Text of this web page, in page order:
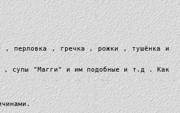
, перловка , гречка , рожки , тушёнка и
, супы "Магги" и им подобные и т.д . Как